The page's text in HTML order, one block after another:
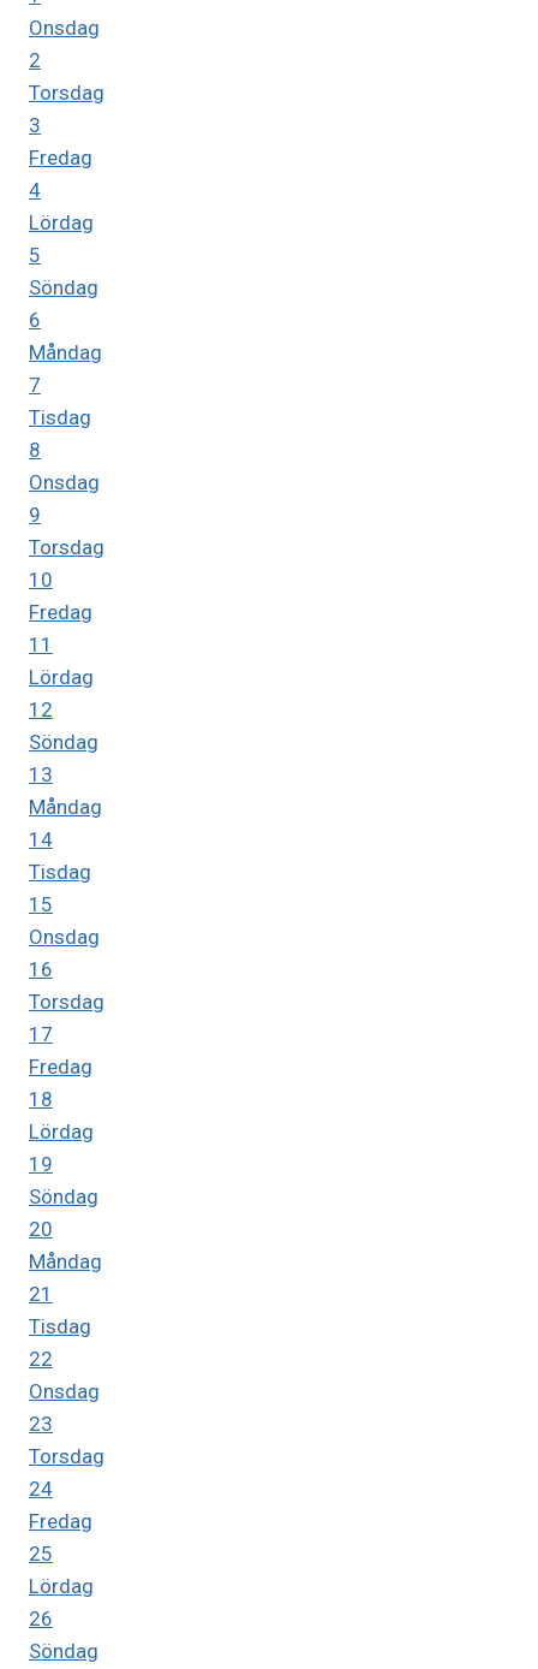
Onsdag
2
Torsdag
3
Fredag
4
Lördag
5
Söndag
6
Måndag
7
Tisdag
8
Onsdag
9
Torsdag
10
Fredag
11
Lördag
12
Söndag
13
Måndag
14
Tisdag
15
Onsdag
16
Torsdag
17
Fredag
18
Lördag
19
Söndag
20
Måndag
21
Tisdag
22
Onsdag
23
Torsdag
24
Fredag
25
Lördag
26
Söndag